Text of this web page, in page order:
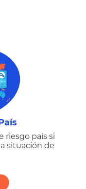
riesgo país si
situación de